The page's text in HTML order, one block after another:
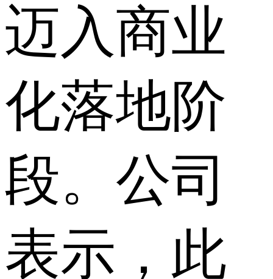
迈入商业
化落地阶
段。公司
表示，此